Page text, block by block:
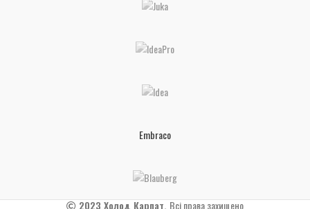
Embraco
2023 Холод Карпат. Всі права захищено